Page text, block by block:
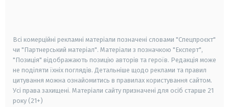
Всі комерційні рекламні матеріали позначені словами "Спецпроєкт"
чи "Партнерський матеріал". Матеріали з позначкою "Експерт",
"Позиція" відображають позицію авторів та героїв. Редакція може
не поділяти їхніх поглядів. Детальніше щодо реклами та правил
цитування можна ознайомитись в правилах користування сайтом.
Усі права захищені. Матеріали сайту призначені для осіб старше 21
року (21+)